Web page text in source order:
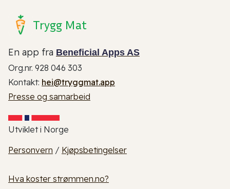
Trygg Mat
En app fra Beneficial Apps AS
Org.nr. 928 046 303
Kontakt: hei@tryggmat.app
Presse og samarbeid
Utviklet i Norge
Personvern / Kjøpsbetingelser
Hva koster strømmen.no?